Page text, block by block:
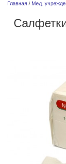
Главная / Мед.